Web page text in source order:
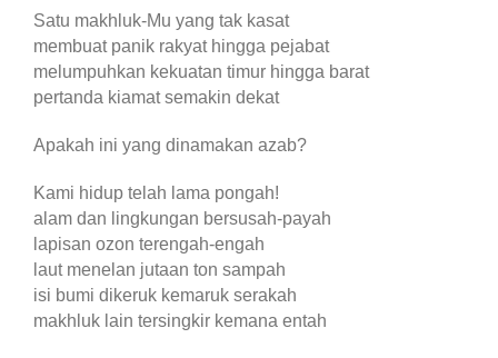
Satu makhluk-Mu yang tak kasat
membuat panik rakyat hingga pejabat
melumpuhkan kekuatan timur hingga barat
pertanda kiamat semakin dekat
Apakah ini yang dinamakan azab?
Kami hidup telah lama pongah!
alam dan lingkungan bersusah-payah
lapisan ozon terengah-engah
laut menelan jutaan ton sampah
isi bumi dikeruk kemaruk serakah
makhluk lain tersingkir kemana entah